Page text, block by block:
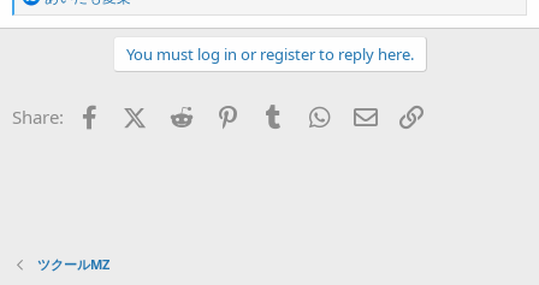
e
a
o
n
You must log in or register to reply here.
Share: FacebookX (Twitter)
Reddit PinterestTumblr WhatsApp
Eメール
ツクールMZ